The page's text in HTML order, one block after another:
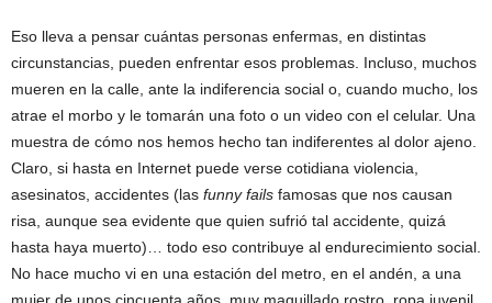
Eso lleva a pensar cuántas personas enfermas, en distintas
circunstancias, pueden enfrentar esos problemas. Incluso, muchos
mueren en la calle, ante la indiferencia social o, cuando mucho, los
atrae el morbo y le tomarán una foto o un video con el celular. Una
muestra de cómo nos hemos hecho tan indiferentes al dolor ajeno.
Claro, si hasta en Internet puede verse cotidiana violencia,
asesinatos, accidentes (las funny fails famosas que nos causan
risa, aunque sea evidente que quien sufrió tal accidente, quizá
hasta haya muerto)… todo eso contribuye al endurecimiento social.
No hace mucho vi en una estación del metro, en el andén, a una